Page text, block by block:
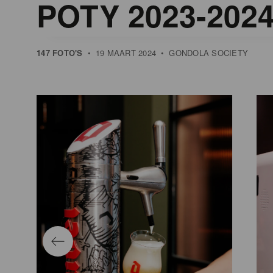
POTY 2023-
147 FOTO'S • 19 MAART 2024 • GONDOLA SOCIETY